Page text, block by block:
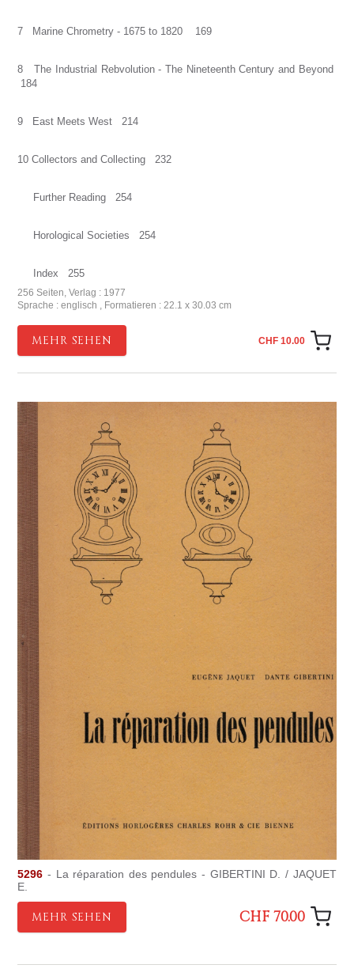
7 Marine Chrometry - 1675 to 1820 169
8 The Industrial Rebvolution - The Nineteenth Century and Beyond
184
9 East Meets West 214
10 Collectors and Collecting 232
Further Reading 254
Horological Societies 254
Index 255
256 Seiten, Verlag : 1977
Sprache : englisch , Formatieren : 22.1 x 30.03 cm
MEHR SEHEN CHF 10.00
5296 - La réparation des pendules - GIBERTINI D. / JAQUET
E.
MEHR SEHEN CHF 70.00